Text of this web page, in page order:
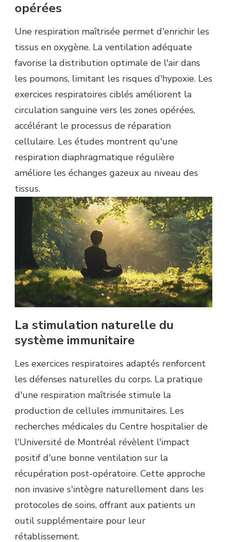
opérées
Une respiration maîtrisée permet d'enrichir les
tissus en oxygène. La ventilation adéquate
favorise la distribution optimale de l'air dans
les poumons, limitant les risques d'hypoxie. Les
exercices respiratoires ciblés améliorent la
circulation sanguine vers les zones opérées,
accélérant le processus de réparation
cellulaire. Les études montrent qu'une
respiration diaphragmatique régulière
améliore les échanges gazeux au niveau des
tissus.
La stimulation naturelle du
système immunitaire
Les exercices respiratoires adaptés renforcent
les défenses naturelles du corps. La pratique
d'une respiration maîtrisée stimule la
production de cellules immunitaires. Les
recherches médicales du Centre hospitalier de
l'Université de Montréal révèlent l'impact
positif d'une bonne ventilation sur la
récupération post-opératoire. Cette approche
non invasive s'intègre naturellement dans les
protocoles de soins, offrant aux patients un
outil supplémentaire pour leur
rétablissement.